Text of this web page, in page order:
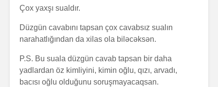
Çox yaxşı sualdır.
Düzgün cavabını tapsan çox cavabsız sualın
narahatlığından da xilas ola biləcəksən.
P.S. Bu suala düzgün cavab tapsan bir daha
yadlardan öz kimliyini, kimin oğlu, qızı, arvadı,
bacısı oğlu olduğunu soruşmayacaqsan.
Zalım padşahla
qocanın hekayəti
Problem nədədir?